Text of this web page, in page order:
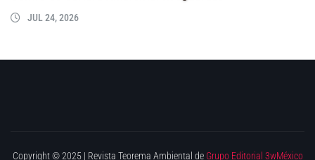
JUL 24, 2026
Copyright © 2025 | Revista Teorema Ambiental de Grupo Editorial 3wMéxico